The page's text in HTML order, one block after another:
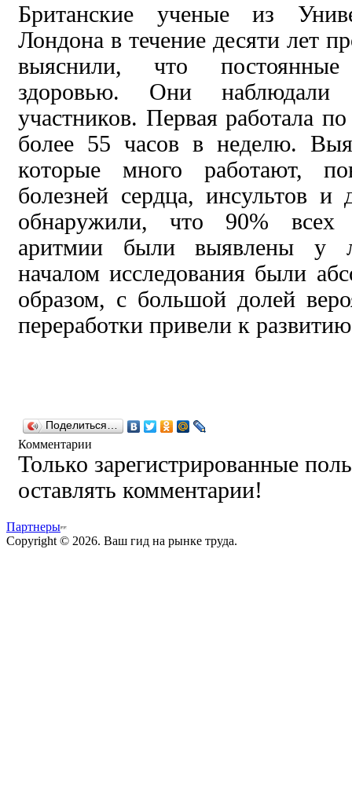
Британские ученые из
Лондона в течение десяти лет
выяснили, что постоянные
здоровью. Они
участников. Первая работала
более 55 часов в неделю.
которые много работают,
болезней сердца, инсультов и
обнаружили, что 90% всех
аритмии были выявлены у
началом исследования были
образом, с большой долей
переработки привели к
Поделиться…
Комментарии
Только зарегистрированные
оставлять комментарии!
Партнеры
Copyright © 2026. Ваш гид на рынке труда.